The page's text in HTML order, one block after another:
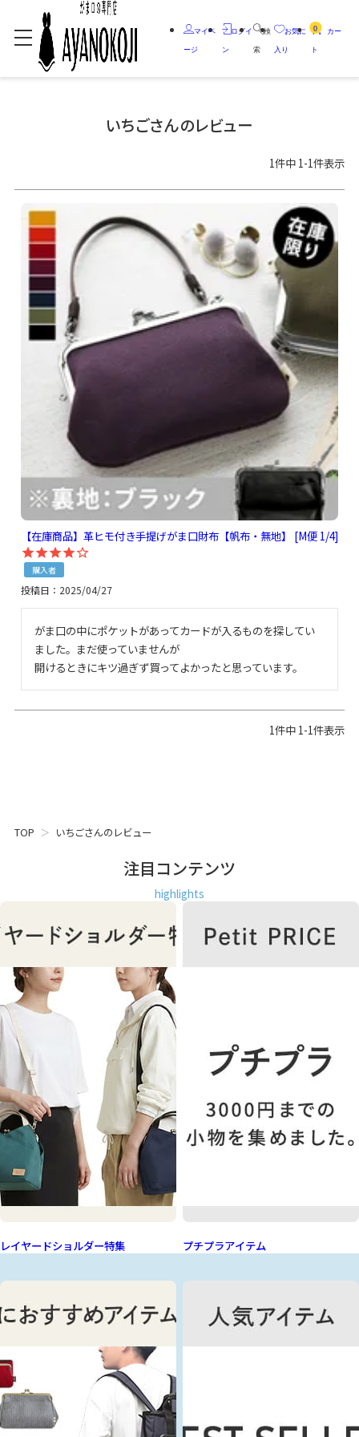
マイペ
ージ
ログイ
ン
検
索
お気に
入り
0 カー
ト
いちごさんのレビュー
1件中 1-1件表示
【在庫商品】革ヒモ付き手提げがま口財布【帆布・無地】 [M便 1/4]
購入者
投稿日 2025/04/27
がま口の中にポケットがあってカードが入るものを探してい
ました。まだ使っていませんが
開けるときにキツ過ぎず買ってよかったと思っています。
1件中 1-1件表示
TOP いちごさんのレビュー
注目コンテンツ
highlights
レイヤードショルダー特集 プチプラアイテム